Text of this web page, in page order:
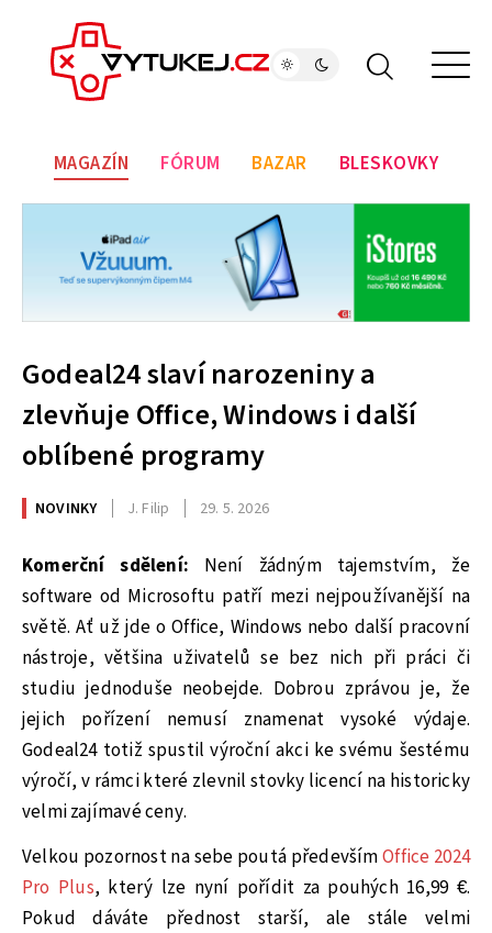
MAGAZÍN FÓRUM BAZAR BLESKOVKY
Godeal24 slaví narozeniny a
zlevňuje Office, Windows i další
oblíbené programy
NOVINKY J. Filip 29. 5. 2026
Komerční sdělení: Není žádným tajemstvím, že
software od Microsoftu patří mezi nejpoužívanější na
světě. Ať už jde o Office, Windows nebo další pracovní
nástroje, většina uživatelů se bez nich při práci či
studiu jednoduše neobejde. Dobrou zprávou je, že
jejich pořízení nemusí znamenat vysoké výdaje.
Godeal24 totiž spustil výroční akci ke svému šestému
výročí, v rámci které zlevnil stovky licencí na historicky
velmi zajímavé ceny.
Velkou pozornost na sebe poutá předevšímOffice 2024
Pro Plus, který lze nyní pořídit za pouhých 16,99 €.
Pokud dáváte přednost starší, ale stále velmi